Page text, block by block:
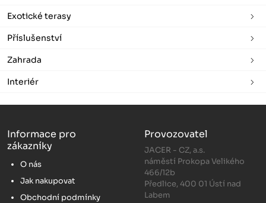
Exotické terasy
Příslušenství
Zahrada
Interiér
Informace pro
zákazníky
O nás
Jak nakupovat
Obchodní podmínky
Provozovatel
JACER - CZ, a.s.
náměstí Prokopa Velikého
466/12b
Předlice, 400 01 Ústí nad
Labem